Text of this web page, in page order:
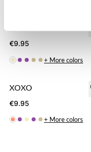
€9.95
+ More colors
XOXO
€9.95
+ More colors